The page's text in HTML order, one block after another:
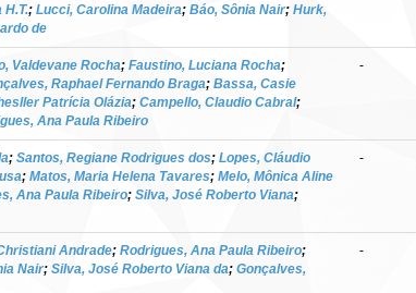
H.T.; Lucci, Carolina Madeira; Báo, Sônia Nair; Hurk,
de
Valdevane Rocha; Faustino, Luciana Rocha;
Raphael Fernando Braga; Bassa, Casie
Patrícia Olázia; Campello, Claudio Cabral;
Ana Paula Ribeiro
-
; Santos, Regiane Rodrigues dos; Lopes, Cláudio
; Matos, Maria Helena Tavares; Melo, Mônica Aline
Ana Paula Ribeiro; Silva, José Roberto Viana;
-
Andrade; Rodrigues, Ana Paula Ribeiro;
Nair; Silva, José Roberto Viana da; Gonçalves,
-